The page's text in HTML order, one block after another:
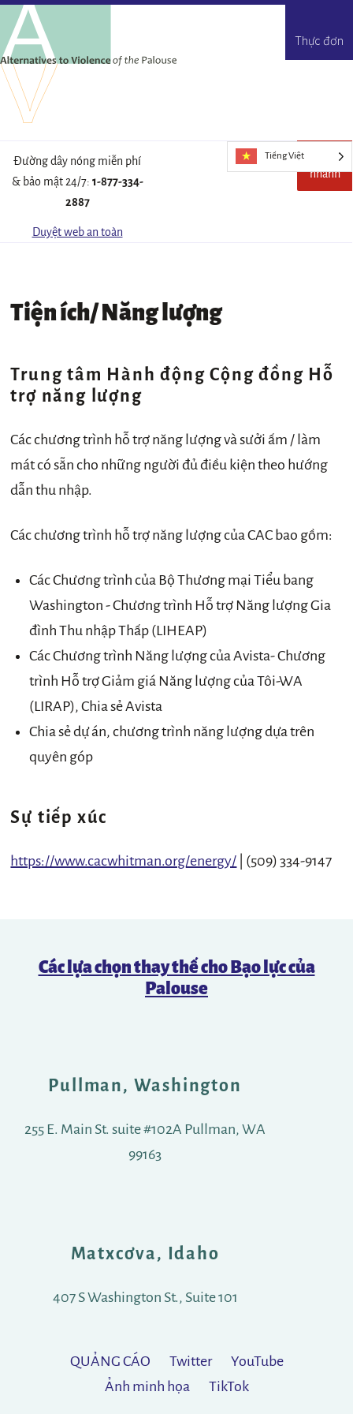
Đường dây nóng miễn phí
& bảo mật 24/7: 1-877-334-
2887
Duyệt web an toàn
Rời
khỏi
trang
nhanh
Tiếng Việt
Thực đơn
Tiện ích/ Năng lượng
Trung tâm Hành động Cộng đồng Hỗ
trợ năng lượng
Các chương trình hỗ trợ năng lượng và sưởi ấm / làm
mát có sẵn cho những người đủ điều kiện theo hướng
dẫn thu nhập.
Các chương trình hỗ trợ năng lượng của CAC bao gồm:
Các Chương trình của Bộ Thương mại Tiểu bang
Washington - Chương trình Hỗ trợ Năng lượng Gia
đình Thu nhập Thấp (LIHEAP)
Các Chương trình Năng lượng của Avista- Chương
trình Hỗ trợ Giảm giá Năng lượng của Tôi-WA
(LIRAP), Chia sẻ Avista
Chia sẻ dự án, chương trình năng lượng dựa trên
quyên góp
Sự tiếp xúc
https://www.cacwhitman.org/energy/ | (509) 334-9147
Các lựa chọn thay thế cho Bạo lực của
Palouse
Pullman, Washington
255 E. Main St. suite #102A Pullman, WA
99163
Matxcơva, Idaho
407 S Washington St., Suite 101
QUẢNG CÁO Twitter
YouTube
Ảnh minh họa
TikTok